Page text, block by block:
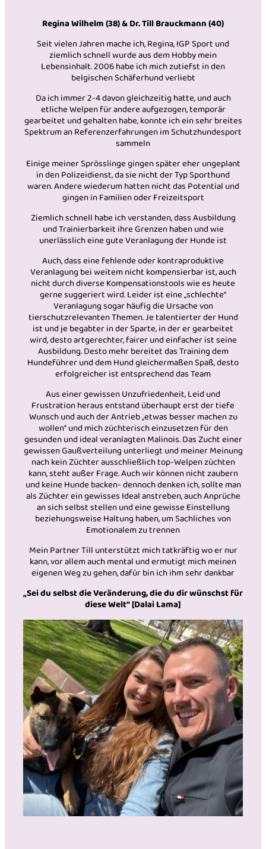
Regina Wilhelm (38) & Dr. Till Brauckmann (40)
Seit vielen Jahren mache ich, Regina, IGP Sport und
ziemlich schnell wurde aus dem Hobby mein
Lebensinhalt. 2006 habe ich mich zutiefst in den
belgischen Schäferhund verliebt
Da ich immer 2-4 davon gleichzeitig hatte, und auch
etliche Welpen für andere aufgezogen, temporär
gearbeitet und gehalten habe, konnte ich ein sehr breites
Spektrum an Referenzerfahrungen im Schutzhundesport
sammeln
Einige meiner Sprösslinge gingen später eher ungeplant
in den Polizeidienst, da sie nicht der Typ Sporthund
waren. Andere wiederum hatten nicht das Potential und
gingen in Familien oder Freizeitsport
Ziemlich schnell habe ich verstanden, dass Ausbildung
und Trainierbarkeit ihre Grenzen haben und wie
unerlässlich eine gute Veranlagung der Hunde ist
Auch, dass eine fehlende oder kontraproduktive
Veranlagung bei weitem nicht kompensierbar ist, auch
nicht durch diverse Kompensationstools wie es heute
gerne suggeriert wird. Leider ist eine „schlechte“
Veranlagung sogar häufig die Ursache von
tierschutzrelevanten Themen. Je talentierter der Hund
ist und je begabter in der Sparte, in der er gearbeitet
wird, desto artgerechter, fairer und einfacher ist seine
Ausbildung. Desto mehr bereitet das Training dem
Hundeführer und dem Hund gleichermaßen Spaß, desto
erfolgreicher ist entsprechend das Team
Aus einer gewissen Unzufriedenheit, Leid und
Frustration heraus entstand überhaupt erst der tiefe
Wunsch und auch der Antrieb „etwas besser machen zu
wollen“ und mich züchterisch einzusetzen für den
gesunden und ideal veranlagten Malinois. Das Zucht einer
gewissen Gaußverteilung unterliegt und meiner Meinung
nach kein Züchter ausschließlich top-Welpen züchten
kann, steht außer Frage. Auch wir können nicht zaubern
und keine Hunde backen- dennoch denken ich, sollte man
als Züchter ein gewisses Ideal anstreben, auch Anprüche
an sich selbst stellen und eine gewisse Einstellung
beziehungsweise Haltung haben, um Sachliches von
Emotionalem zu trennen
Mein Partner Till unterstützt mich tatkräftig wo er nur
kann, vor allem auch mental und ermutigt mich meinen
eigenen Weg zu gehen, dafür bin ich ihm sehr dankbar
„Sei du selbst die Veränderung, die du dir wünschst für
diese Welt“ [Dalai Lama]